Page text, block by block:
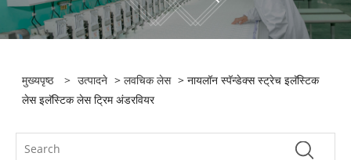
मुख्यपृष्ठ > उत्पादने >लवचिक लेस > नायलॉन स्पॅन्डेक्स स्ट्रेच इलॅस्टिक
लेस इलॅस्टिक लेस ट्रिम अंडरवियर